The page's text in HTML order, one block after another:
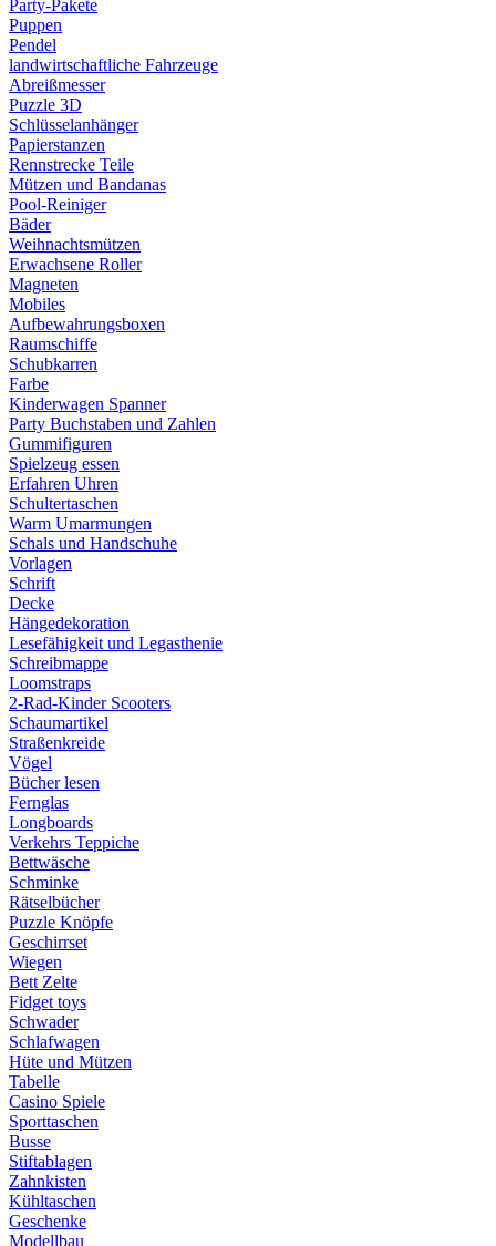
Party-Pakete
Puppen
Pendel
landwirtschaftliche Fahrzeuge
Abreißmesser
Puzzle 3D
Schlüsselanhänger
Papierstanzen
Rennstrecke Teile
Mützen und Bandanas
Pool-Reiniger
Bäder
Weihnachtsmützen
Erwachsene Roller
Magneten
Mobiles
Aufbewahrungsboxen
Raumschiffe
Schubkarren
Farbe
Kinderwagen Spanner
Party Buchstaben und Zahlen
Gummifiguren
Spielzeug essen
Erfahren Uhren
Schultertaschen
Warm Umarmungen
Schals und Handschuhe
Vorlagen
Schrift
Decke
Hängedekoration
Lesefähigkeit und Legasthenie
Schreibmappe
Loomstraps
2-Rad-Kinder Scooters
Schaumartikel
Straßenkreide
Vögel
Bücher lesen
Fernglas
Longboards
Verkehrs Teppiche
Bettwäsche
Schminke
Rätselbücher
Puzzle Knöpfe
Geschirrset
Wiegen
Bett Zelte
Fidget toys
Schwader
Schlafwagen
Hüte und Mützen
Tabelle
Casino Spiele
Sporttaschen
Busse
Stiftablagen
Zahnkisten
Kühltaschen
Geschenke
Modellbau